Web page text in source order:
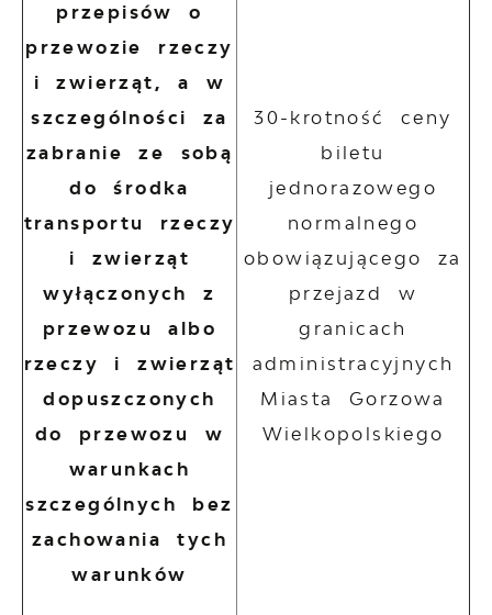
przepisów o
przewozie rzeczy
i zwierząt, a w
szczególności za
zabranie ze sobą
do środka
transportu rzeczy
i zwierząt
wyłączonych z
przewozu albo
rzeczy i zwierząt
dopuszczonych
do przewozu w
warunkach
szczególnych bez
zachowania tych
warunków
30-krotność ceny
biletu
jednorazowego
normalnego
obowiązującego za
przejazd w
granicach
administracyjnych
Miasta Gorzowa
Wielkopolskiego